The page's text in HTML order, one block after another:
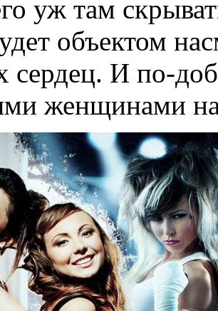
уж там
объектом
сердец. И по-
женщинами